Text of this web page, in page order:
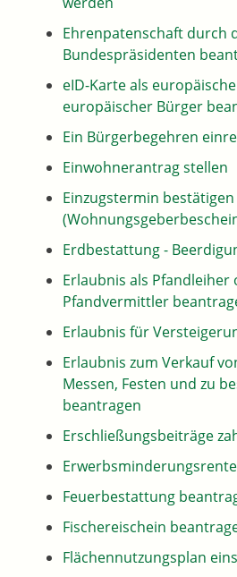
Ehrenpatenschaft durch
Bundespräsidenten
eID-Karte als
europäischer Bürger
Ein Bürgerbegehren
Einwohnerantrag stellen
Einzugstermin bestätigen
Erdbestattung -
Erlaubnis als Pfandleiher
Pfandvermittler
Erlaubnis für
Erlaubnis zum Verkauf
Messen, Festen und zu
beantragen
Erschließungsbeiträge
Feuerbestattung
Fischereischein
Flächennutzungsplan